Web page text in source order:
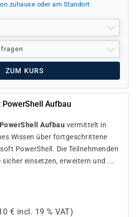
zuhause oder am Standort
ZUM KURS
Aufbau
Aufbau vermittelt in
Wissen über fortgeschrittene
PowerShell. Die Teilnehmenden
sicher einsetzen, erweitern und ...
€ incl. 19 % VAT)